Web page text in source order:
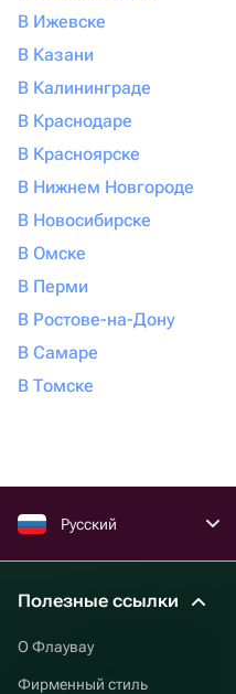
В Ижевске
В Казани
В Калининграде
В Краснодаре
В Красноярске
В Нижнем Новгороде
В Новосибирске
В Омске
В Перми
В Ростове-на-Дону
В Самаре
В Томске
Русский
Полезные ссылки
О Флаувау
Фирменный стиль